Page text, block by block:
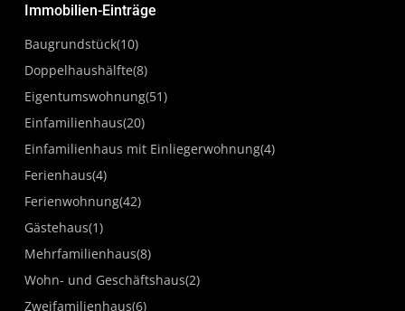
78
Bewertungen von
anderen Quellen
Blick aufs ProvenExpert-Profil werfen
Immobilien-Einträge
Baugrundstück(10)
Doppelhaushälfte(8)
Eigentumswohnung(51)
Einfamilienhaus(20)
Einfamilienhaus mit Einliegerwohnung(4)
Ferienhaus(4)
Ferienwohnung(42)
Gästehaus(1)
Mehrfamilienhaus(8)
Wohn- und Geschäftshaus(2)
Zweifamilienhaus(6)